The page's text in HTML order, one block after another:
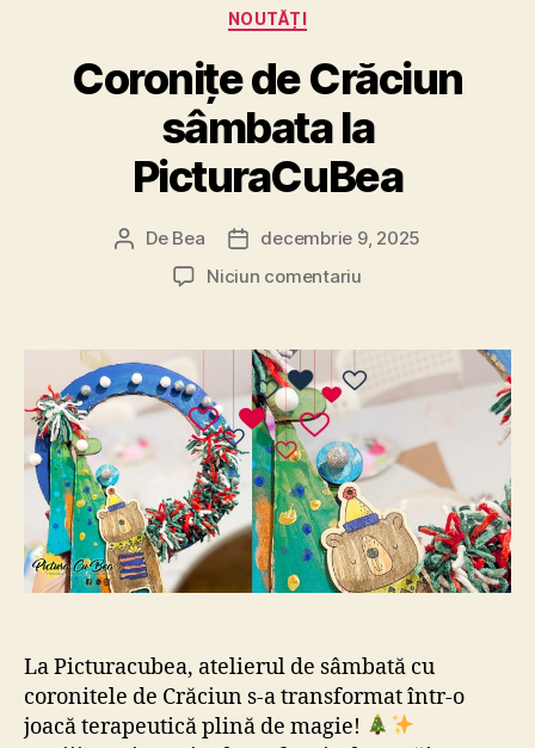
Categorii
NOUTĂȚI
Coronițe de Crăciun
sâmbata la
PicturaCuBea
Autor
articol
De Bea
Dată
articol
decembrie 9, 2025
Niciun comentariula
Crăciun
sâmbata
la
PicturaCuBea
La Picturacubea, atelierul de sâmbată cu
coronitele de Crăciun s-a transformat într-o
joacă terapeutică plină de magie!